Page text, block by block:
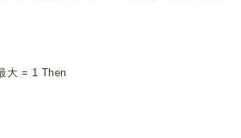
大 = 1 Then